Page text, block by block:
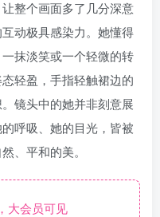
整个画面多了几分深意
动极具感染力。她懂得
抹淡笑或一个轻微的转
轻盈，手指轻触裙边的
镜头中的她并非刻意展
呼吸、她的目光，皆被
、平和的美。
大会员可见